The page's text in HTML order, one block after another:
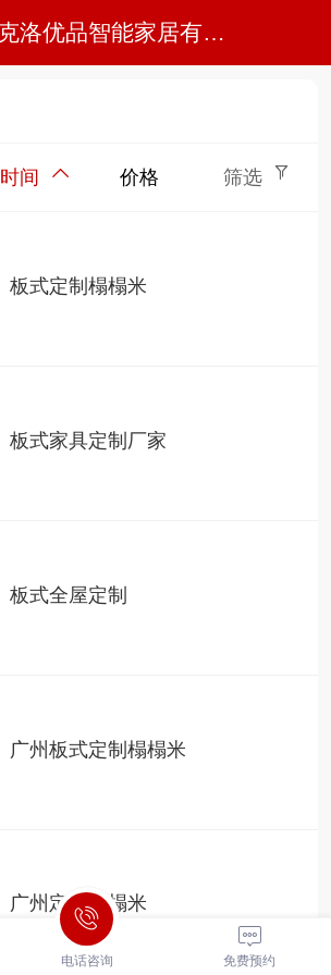
广州克洛优品智能家居有限公司
时间 价格 筛选
板式定制榻榻米
板式家具定制厂家
板式全屋定制
广州板式定制榻榻米
广州定制榻榻米
电话咨询 免费预约